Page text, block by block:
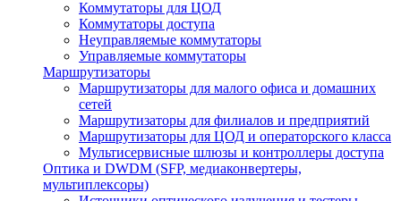
Коммутаторы для ЦОД
Коммутаторы доступа
Неуправляемые коммутаторы
Управляемые коммутаторы
Маршрутизаторы
Маршрутизаторы для малого офиса и домашних
сетей
Маршрутизаторы для филиалов и предприятий
Маршрутизаторы для ЦОД и операторского класса
Мультисервисные шлюзы и контроллеры доступа
Оптика и DWDM (SFP, медиаконвертеры,
мультиплексоры)